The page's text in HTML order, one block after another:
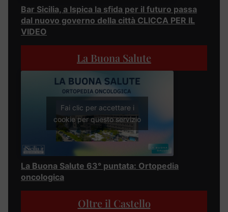
Bar Sicilia, a Ispica la sfida per il futuro passa
dal nuovo governo della città CLICCA PER IL
VIDEO
La Buona Salute
Fai clic per accettare i
cookie per questo servizio
La Buona Salute 63° puntata: Ortopedia
oncologica
Oltre il Castello